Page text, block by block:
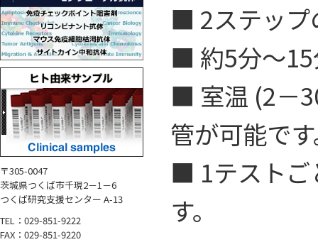
■ 2ステップ
■ 約5分～15
■ 室温 (2－
管が可能で
■ 1テストご
す。
〒305-0047
茨城県つくば市千現2－1－6
つくば研究支援センター A-13
TEL：029-851-9222
FAX：029-851-9220